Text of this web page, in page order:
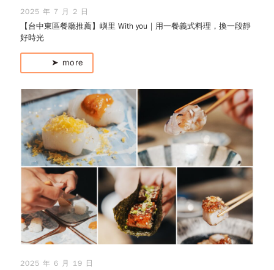
2025 年 7 月 2 日
【台中東區餐廳推薦】嶼里 With you｜用一餐義式料理，換一段靜
好時光
➤ more
2025 年 6 月 19 日